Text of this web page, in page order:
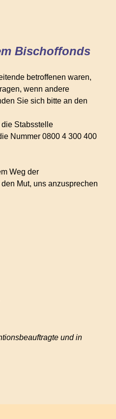
Bischoffonds
betroffenen waren,
wenn andere
Sie sich bitte an den
Stabsstelle
Nummer 0800 4 300 400
Weg der
Mut, uns anzusprechen
und in